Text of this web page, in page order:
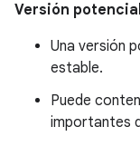
Versión
Una versión
estable.
Puede
importantes